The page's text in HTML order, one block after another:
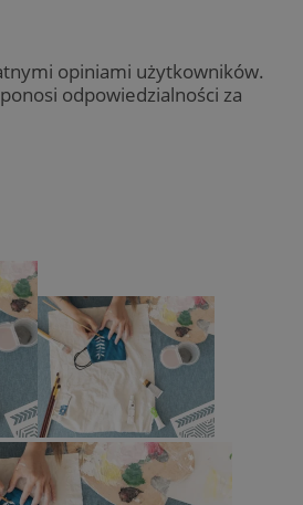
opiniami użytkowników.
odpowiedzialności za